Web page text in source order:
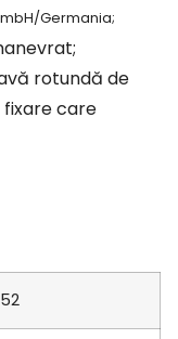
GmbH/Germania;
rotundă de
fixare care